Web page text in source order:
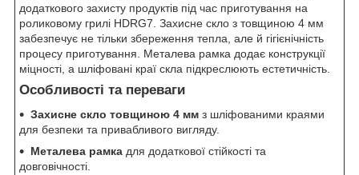
додаткового захисту продуктів під час приготування на
роликовому грилі HDRG7. Захисне скло з товщиною 4 мм
забезпечує не тільки збереження тепла, але й гігієнічність
процесу приготування. Металева рамка додає конструкції
міцності, а шліфовані краї скла підкреслюють естетичність.
Особливості та переваги
Захисне скло товщиною 4 мм з шліфованими краями
для безпеки та привабливого вигляду.
Металева рамка для додаткової стійкості та
довговічності.